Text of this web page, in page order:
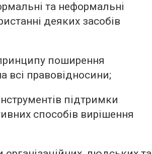
та неформальні
деяких засобів
поширення
всі правовідносини;
підтримки
способів вирішення